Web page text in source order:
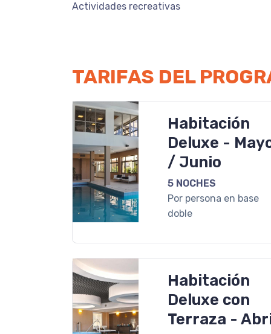
Actividades recreativas
TARIFAS DEL
Habitación
Deluxe -
/ Junio
5 NOCHES
Por persona en base
doble
Habitación
Deluxe con
Terraza -